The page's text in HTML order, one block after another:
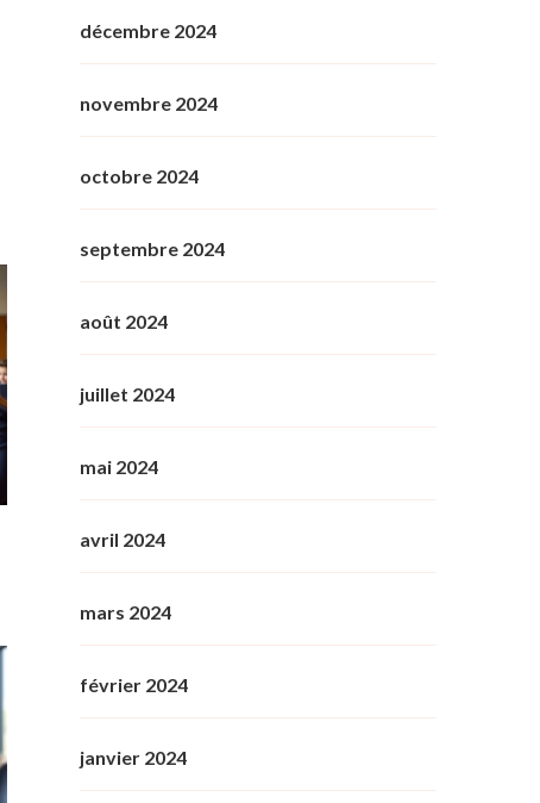
décembre 2024
novembre 2024
octobre 2024
septembre 2024
août 2024
juillet 2024
mai 2024
avril 2024
mars 2024
février 2024
janvier 2024